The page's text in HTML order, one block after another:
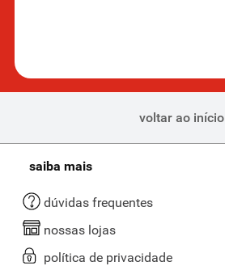
voltar ao início
saiba mais
dúvidas frequentes
nossas lojas
política de privacidade